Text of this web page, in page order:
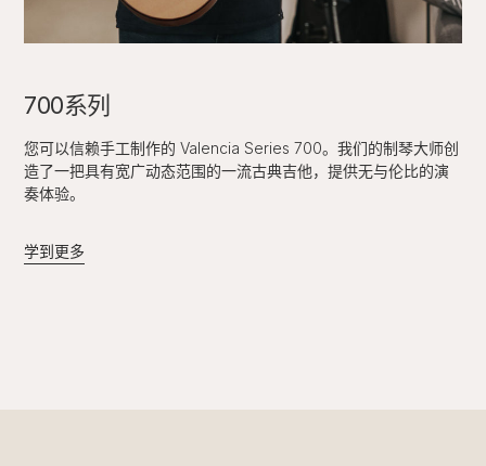
700系列
您可以信赖手工制作的 Valencia Series 700。我们的制琴大师创
造了一把具有宽广动态范围的一流古典吉他，提供无与伦比的演
奏体验。
学到更多